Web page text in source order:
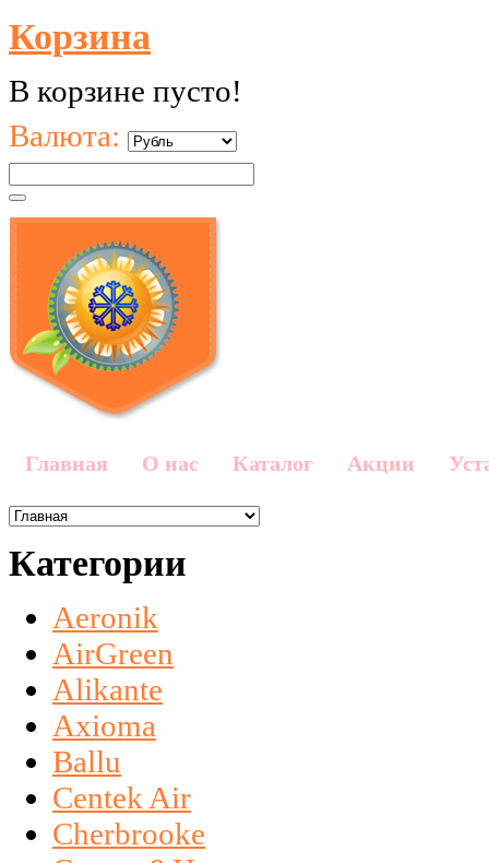
Корзина
В корзине пусто!
Валюта:
Главная О нас Каталог Акции
Категории
Aeronik
AirGreen
Alikante
Axioma
Ballu
Centek Air
Cherbrooke